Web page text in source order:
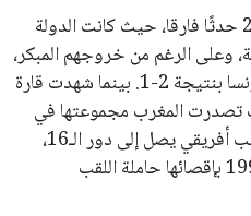
كان مونديال جنوب أفريقيا 2010 حدثًا فارقا، حيث كانت الدولة
وعلى الرغم من خروجهم المبكر،
لكنهم حققوا فوزًا تاريخيًا على فرنسا بنتيجة 2-1. بينما شهدت قارة
تصدرت المغرب مجموعتها في
مونديال 1986 لتصبح أول منتخب أفريقي يصل إلى دور الـ16،
وحققت الكاميرون تمييزًا في 1990 بإقصائها حاملة اللقب